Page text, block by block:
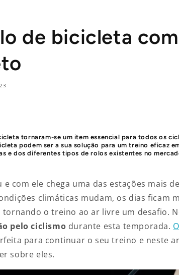
de bicicleta
tornaram-se um item essencial para todos os
podem ser a sua solução para um treino eficaz
e dos diferentes tipos de rolos existentes no
e com ele chega uma das estações mais
climáticas mudam, os dias ficam
tornando o treino ao ar livre um desafio.
pelo ciclismo durante esta temporada.
para continuar o seu treino e neste
sobre eles.